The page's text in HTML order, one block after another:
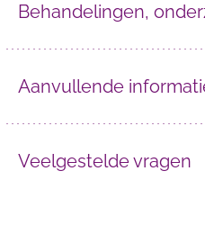
Behandelingen,
Aanvullende
Veelgestelde vragen